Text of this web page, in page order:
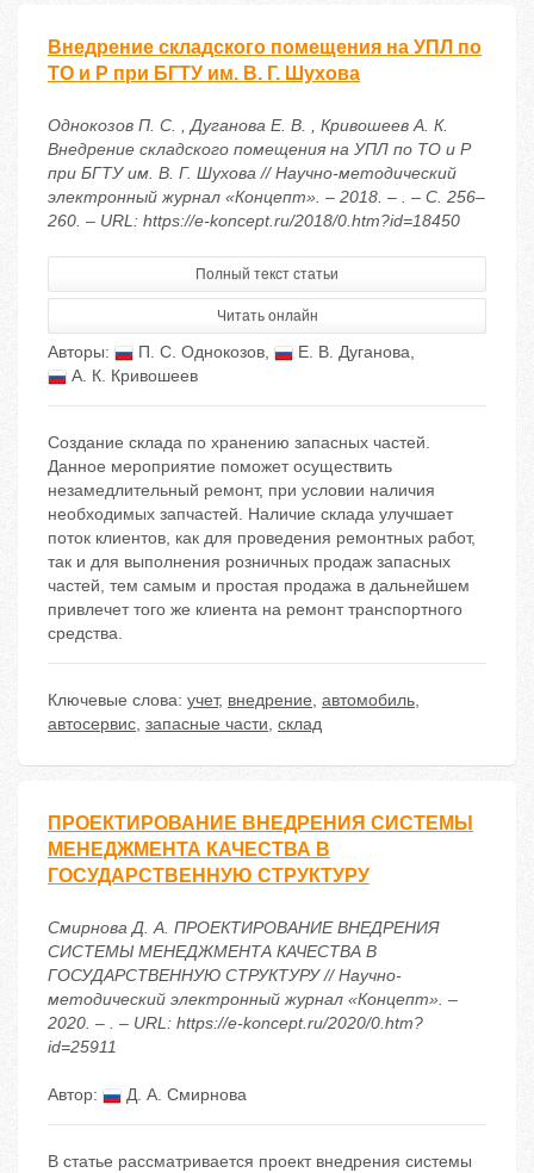
Внедрение складского помещения на УПЛ по
ТО и Р при БГТУ им. В. Г. Шухова
Однокозов П. С. , Дуганова Е. В. , Кривошеев А. К.
Внедрение складского помещения на УПЛ по ТО и Р
при БГТУ им. В. Г. Шухова // Научно-методический
электронный журнал «Концепт». – 2018. – . – С. 256–
260. – URL: https://e-koncept.ru/2018/0.htm?id=18450
Полный текст статьи
Читать онлайн
Авторы: П. С. Однокозов, Е. В. Дуганова,
А. К. Кривошеев
Создание склада по хранению запасных частей.
Данное мероприятие поможет осуществить
незамедлительный ремонт, при условии наличия
необходимых запчастей. Наличие склада улучшает
поток клиентов, как для проведения ремонтных работ,
так и для выполнения розничных продаж запасных
частей, тем самым и простая продажа в дальнейшем
привлечет того же клиента на ремонт транспортного
средства.
Ключевые слова: учет, внедрение, автомобиль,
автосервис, запасные части, склад
ПРОЕКТИРОВАНИЕ ВНЕДРЕНИЯ СИСТЕМЫ
МЕНЕДЖМЕНТА КАЧЕСТВА В
ГОСУДАРСТВЕННУЮ СТРУКТУРУ
Смирнова Д. А. ПРОЕКТИРОВАНИЕ ВНЕДРЕНИЯ
СИСТЕМЫ МЕНЕДЖМЕНТА КАЧЕСТВА В
ГОСУДАРСТВЕННУЮ СТРУКТУРУ // Научно-
методический электронный журнал «Концепт». –
2020. – . – URL: https://e-koncept.ru/2020/0.htm?
id=25911
Автор: Д. А. Смирнова
В статье рассматривается проект внедрения системы